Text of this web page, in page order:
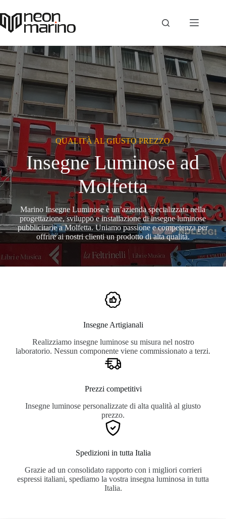
al
contenuto
QUALITÀ AL GIUSTO PREZZO
Insegne Luminose ad
Molfetta
Marino Insegne Luminose è un’azienda specializzata nella
progettazione, sviluppo e installazione di insegne luminose
pubblicitarie a Molfetta. Uniamo passione e competenza per
offrire ai nostri clienti un prodotto di alta qualità.
Insegne Artigianali
Realizziamo insegne luminose su misura nel nostro
laboratorio. Nessun componente viene commissionato a terzi.
Prezzi competitivi
Insegne luminose personalizzate di alta qualità al giusto
prezzo.
Spedizioni in tutta Italia
Grazie ad un consolidato rapporto con i migliori corrieri
espressi italiani, spediamo la vostra insegna luminosa in tutta
Italia.